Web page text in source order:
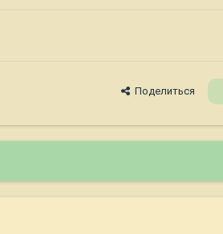
Поделиться